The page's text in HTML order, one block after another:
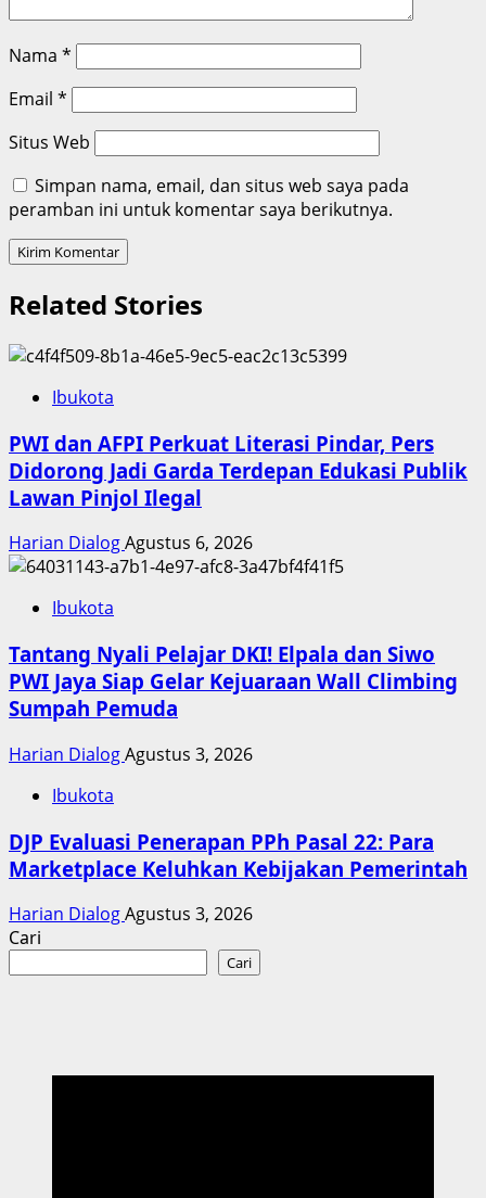
Nama *
Email *
Situs Web
Simpan nama, email, dan situs web saya pada
peramban ini untuk komentar saya berikutnya.
Related Stories
Ibukota
PWI dan AFPI Perkuat Literasi Pindar, Pers
Didorong Jadi Garda Terdepan Edukasi Publik
Lawan Pinjol Ilegal
Harian DialogAgustus 6, 2026
Ibukota
Tantang Nyali Pelajar DKI! Elpala dan Siwo
PWI Jaya Siap Gelar Kejuaraan Wall Climbing
Sumpah Pemuda
Harian DialogAgustus 3, 2026
Ibukota
DJP Evaluasi Penerapan PPh Pasal 22: Para
Marketplace Keluhkan Kebijakan Pemerintah
Harian DialogAgustus 3, 2026
Cari
Cari